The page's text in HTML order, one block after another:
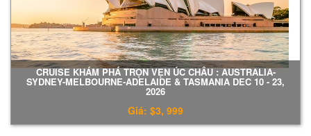
CRUISE KHÁM PHÁ TRỌN VẸN ÚC CHÂU : AUSTRALIA-
SYDNEY-MELBOURNE-ADELAIDE & TASMANIA DEC 10 - 23,
2026
Giá: $3, 999